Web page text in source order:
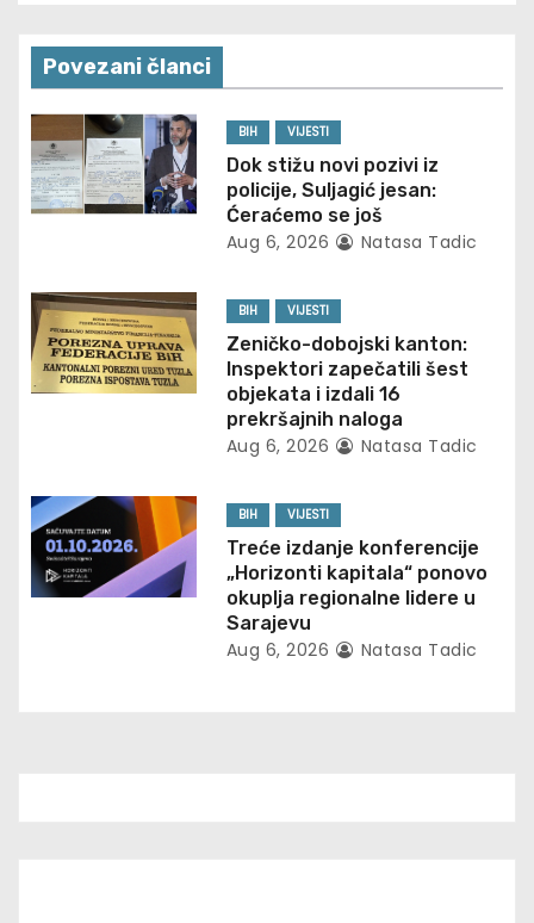
n
a
v
i
a
t
n
Povezani članci
BIH VIJESTI
Dok stižu novi pozivi iz
policije, Suljagić jesan:
Ćeraćemo se još
Aug 6, 2026 Natasa Tadic
BIH VIJESTI
Zeničko-dobojski kanton:
Inspektori zapečatili šest
objekata i izdali 16
prekršajnih naloga
Aug 6, 2026 Natasa Tadic
BIH VIJESTI
Treće izdanje konferencije
„Horizonti kapitala“ ponovo
okuplja regionalne lidere u
Sarajevu
Aug 6, 2026 Natasa Tadic